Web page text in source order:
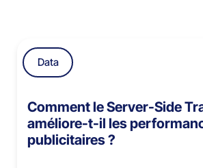
Data
Comment le Server-Side
améliore-t-il les
publicitaires ?